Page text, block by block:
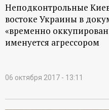
Неподконтрольные
востоке Украины в
«временно
именуется агрессором
06 октября 2017 - 13:11